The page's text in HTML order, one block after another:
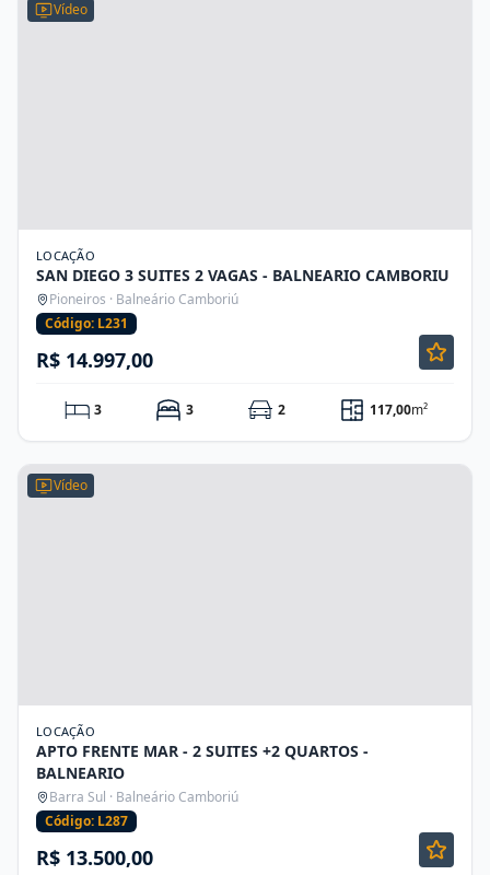
Vídeo
LOCAÇÃO
SAN DIEGO 3 SUITES 2 VAGAS - BALNEARIO CAMBORIU
Pioneiros · Balneário Camboriú
Código: L231
R$ 14.997,00
3 3 2 117,00m²
Vídeo
LOCAÇÃO
APTO FRENTE MAR - 2 SUITES +2 QUARTOS -
BALNEARIO
Barra Sul · Balneário Camboriú
Código: L287
R$ 13.500,00